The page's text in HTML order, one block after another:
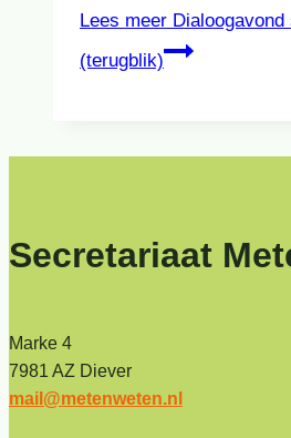
Lees meer
(terugblik)
Secretariaat
Marke 4
7981 AZ Diever
mail@metenweten.nl